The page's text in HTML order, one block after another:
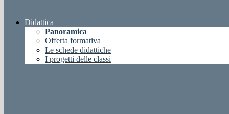
Didattica
Panoramica
Offerta formativa
Le schede didattiche
I progetti delle classi